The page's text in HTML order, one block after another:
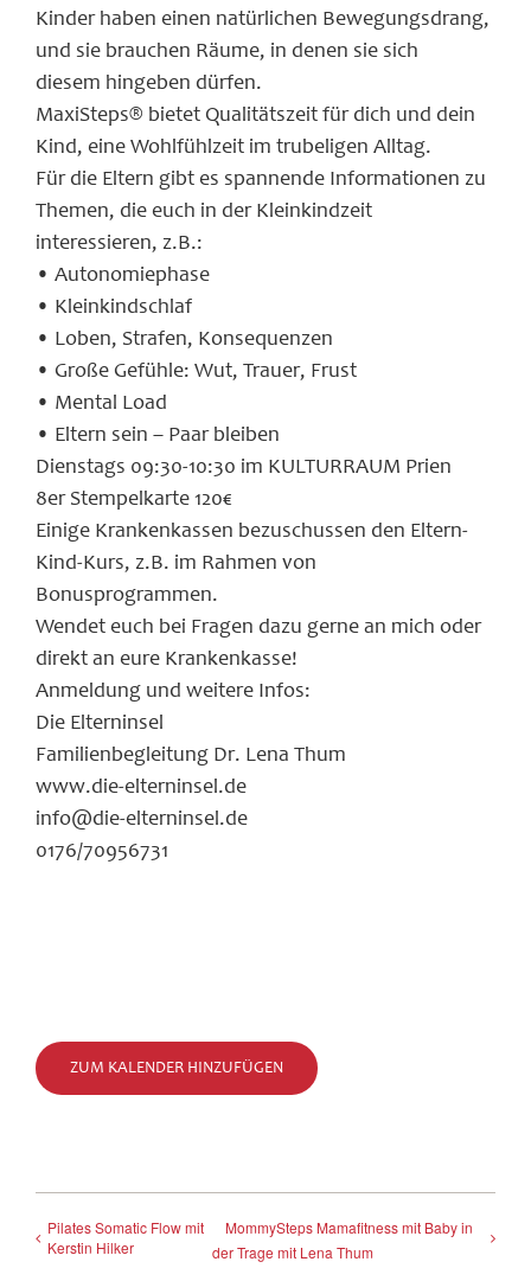
Kinder haben einen natürlichen Bewegungsdrang,
und sie brauchen Räume, in denen sie sich
diesem hingeben dürfen.
MaxiSteps® bietet Qualitätszeit für dich und dein
Kind, eine Wohlfühlzeit im trubeligen Alltag.
Für die Eltern gibt es spannende Informationen zu
Themen, die euch in der Kleinkindzeit
interessieren, z.B.:
• Autonomiephase
• Kleinkindschlaf
• Loben, Strafen, Konsequenzen
• Große Gefühle: Wut, Trauer, Frust
• Mental Load
• Eltern sein – Paar bleiben
Dienstags 09:30-10:30 im KULTURRAUM Prien
8er Stempelkarte 120€
Einige Krankenkassen bezuschussen den Eltern-
Kind-Kurs, z.B. im Rahmen von
Bonusprogrammen.
Wendet euch bei Fragen dazu gerne an mich oder
direkt an eure Krankenkasse!
Anmeldung und weitere Infos:
Die Elterninsel
Familienbegleitung Dr. Lena Thum
www.die-elterninsel.de
info@die-elterninsel.de
0176/70956731
ZUM KALENDER HINZUFÜGEN
Pilates Somatic Flow mit
Kerstin Hilker
MommySteps Mamafitness mit Baby in
der Trage mit Lena Thum